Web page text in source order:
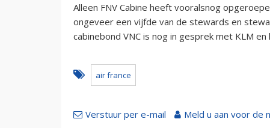
Alleen FNV Cabine heeft vooralsnog
ongeveer een vijfde van de stewards en
cabinebond VNC is nog in gesprek met KLM
air france
Verstuur per e-mail Meld u aan voor de